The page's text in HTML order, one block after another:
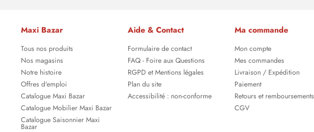
Maxi Bazar
Tous nos produits
Nos magasins
Notre histoire
Offres d'emploi
Catalogue Maxi Bazar
Catalogue Mobilier Maxi Bazar
Catalogue Saisonnier Maxi
Bazar
Aide & Contact
Formulaire de contact
FAQ - Foire aux Questions
RGPD et Mentions légales
Plan du site
Accessibilité : non-conforme
Ma commande
Mon compte
Mes commandes
Livraison / Expédition
Paiement
Retours et remboursements
CGV